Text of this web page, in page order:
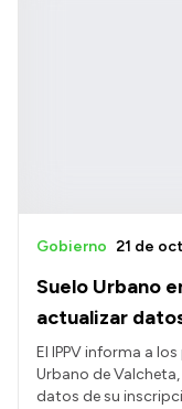
Suelo Urbano
actualizar
Gobierno 21 de
El IPPV informa a
Urbano de
datos de su